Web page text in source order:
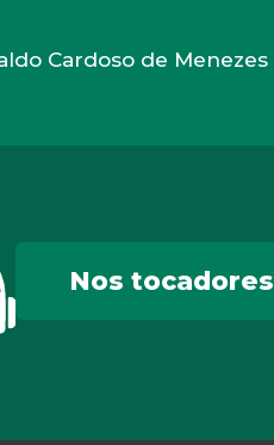
Cardoso de Menezes
Nos tocadores